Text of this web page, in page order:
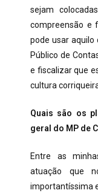
sejam
compreensão e
pode usar aquilo
Público de
e fiscalizar que
cultura
Quais são os
geral do MP de
Entre as
atuação que
importantíssima